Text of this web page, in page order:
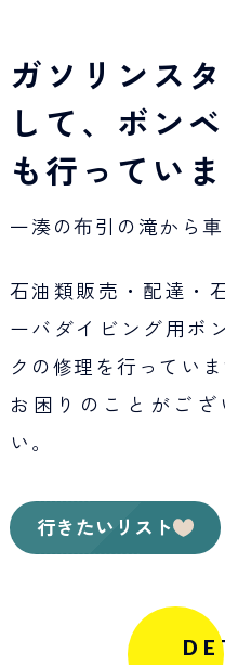
ガソリンス
して、ボン
も行ってい
一湊の布引の滝から
石油類販売・配達・
ーバダイビング用ボ
クの修理を行っていま
お困りのことがご
い。
行きたいリスト